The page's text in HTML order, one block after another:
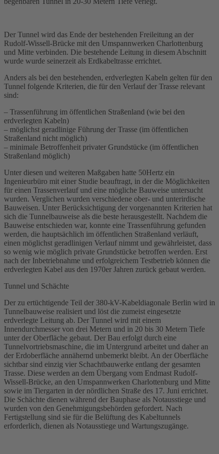
Der Tunnel wird das Ende der bestehenden Freileitung an der
Rudolf-Wissell-Brücke mit den Umspannwerken Charlottenburg
und Mitte verbinden. Die bestehende Leitung in diesem Abschnitt
wurde wurde seinerzeit als Erdkabeltrasse errichtet.
Anders als bei den bestehenden, erdverlegten Kabeln gelten für den
Tunnel folgende Kriterien, die für den Verlauf der Trasse relevant
sind:
– Trassenführung im öffentlichen Straßenland (wie bei den
erdverlegten Kabeln)
– möglichst geradlinige Führung der Trasse (im öffentlichen
Straßenland nicht möglich)
– minimale Betroffenheit privater Grundstücke (im öffentlichen
Straßenland möglich)
Unter diesen und weiteren Maßgaben hatte 50Hertz ein
Ingenieurbüro mit einer Studie beauftragt, in der die Möglichkeiten
für einen Trassenverlauf und eine mögliche Bauweise untersucht
wurden. Verglichen wurden verschiedene ober- und unterirdische
Bauweisen. Unter Berücksichtigung der vorgenannten Kriterien hat
sich die Tunnelbauweise als die beste herausgestellt. Nachdem die
Bauweise entschieden war, konnte eine Trassenführung gefunden
werden, die hauptsächlich im öffentlichen Straßenland verläuft,
einen möglichst geradlinigen Verlauf nimmt und gewährleistet, dass
so wenig wie möglich private Grundstücke betroffen werden. Erst
nach der Inbetriebnahme und erfolgreichem Testbetrieb können die
erdverlegten Kabel aus den 1970er Jahren zurück gebaut werden.
Tunnel und Schächte
Der zu ertüchtigende Teil der 380-kV-Kabeldiagonale Berlin wird in
Tunnelbauweise realisiert und löst die zumeist eingesetzte
erdverlegte Leitung ab. Der Tunnel wird mit einem
Innendurchmesser von drei Metern und in 20 bis 30 Metern Tiefe
unter der Oberfläche gebaut. Der Bau erfolgt durch eine
Tunnelvortriebsmaschine, die im Untergrund arbeitet und daher an
der Erdoberfläche annähernd unbemerkt bleibt. An der Oberfläche
sichtbar sind einzig vier Schachtbauwerke entlang der gesamten
Trasse. Diese werden an dem Übergang vom Endmast Rudolf-
Wissell-Brücke, an den Umspannwerken Charlottenburg und Mitte
sowie im Tiergarten in der nördlichen Straße des 17. Juni errichtet.
Die Schächte dienen während der Bauphase als Notausstiege und
wurden von den Genehmigungsbehörden gefordert. Nach
Fertigstellung sind sie für die Belüftung des Kabeltunnels
erforderlich, dienen als Notausstiege und Wartungszugänge.